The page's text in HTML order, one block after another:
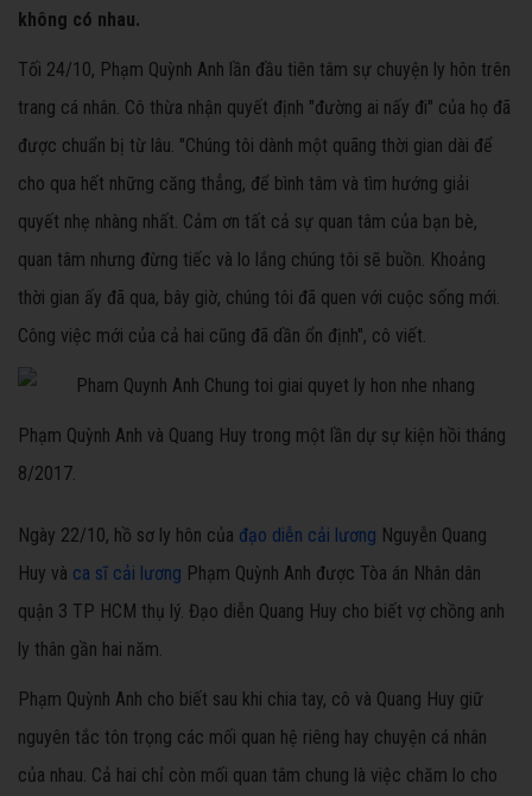
không có nhau.
Tối 24/10, Phạm Quỳnh Anh lần đầu tiên tâm sự chuyện ly hôn trên
trang cá nhân. Cô thừa nhận quyết định "đường ai nấy đi" của họ đã
được chuẩn bị từ lâu. "Chúng tôi dành một quãng thời gian dài để
cho qua hết những căng thẳng, để bình tâm và tìm hướng giải
quyết nhẹ nhàng nhất. Cảm ơn tất cả sự quan tâm của bạn bè,
quan tâm nhưng đừng tiếc và lo lắng chúng tôi sẽ buồn. Khoảng
thời gian ấy đã qua, bây giờ, chúng tôi đã quen với cuộc sống mới.
Công việc mới của cả hai cũng đã dần ổn định", cô viết.
Phạm Quỳnh Anh và Quang Huy trong một lần dự sự kiện hồi tháng
8/2017.
Ngày 22/10, hồ sơ ly hôn của đạo diễn cải lương Nguyễn Quang
Huy và ca sĩ cải lương Phạm Quỳnh Anh được Tòa án Nhân dân
quận 3 TP HCM thụ lý. Đạo diễn Quang Huy cho biết vợ chồng anh
ly thân gần hai năm.
Phạm Quỳnh Anh cho biết sau khi chia tay, cô và Quang Huy giữ
nguyên tắc tôn trọng các mối quan hệ riêng hay chuyện cá nhân
của nhau. Cả hai chỉ còn mối quan tâm chung là việc chăm lo cho